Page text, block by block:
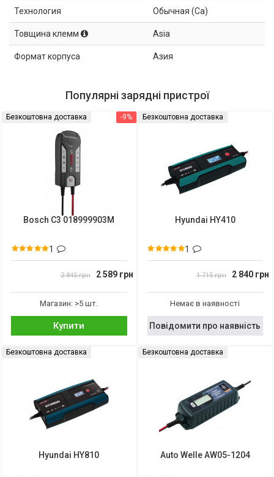
Технология Обычная (Ca)
Товщина клемм Asia
Формат корпуса Азия
Популярні зарядні пристрої
-9%
Безкоштовна доставка
Bosch C3 018999903M
1
2 845 грн 2 589 грн
Магазин: >5 шт.
Купити
Безкоштовна доставка
Hyundai HY410
1
1 715 грн 2 840 грн
Немає в наявності
Повідомити про наявність
Безкоштовна доставка
Hyundai HY810
Безкоштовна доставка
Auto Welle AW05-1204